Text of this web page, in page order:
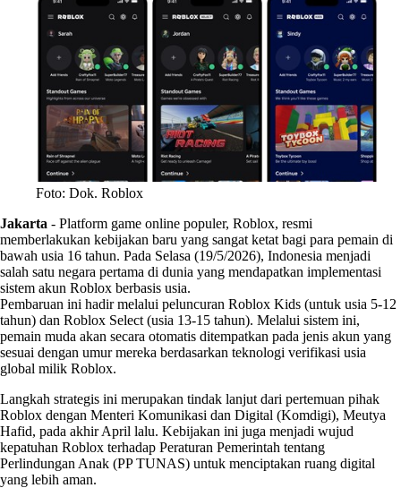
Foto: Dok. Roblox
Jakarta - Platform game online populer, Roblox, resmi
memberlakukan kebijakan baru yang sangat ketat bagi para pemain di
bawah usia 16 tahun. Pada Selasa (19/5/2026), Indonesia menjadi
salah satu negara pertama di dunia yang mendapatkan implementasi
sistem akun Roblox berbasis usia.
Pembaruan ini hadir melalui peluncuran Roblox Kids (untuk usia 5-12
tahun) dan Roblox Select (usia 13-15 tahun). Melalui sistem ini,
pemain muda akan secara otomatis ditempatkan pada jenis akun yang
sesuai dengan umur mereka berdasarkan teknologi verifikasi usia
global milik Roblox.
Langkah strategis ini merupakan tindak lanjut dari pertemuan pihak
Roblox dengan Menteri Komunikasi dan Digital (Komdigi), Meutya
Hafid, pada akhir April lalu. Kebijakan ini juga menjadi wujud
kepatuhan Roblox terhadap Peraturan Pemerintah tentang
Perlindungan Anak (PP TUNAS) untuk menciptakan ruang digital
yang lebih aman.